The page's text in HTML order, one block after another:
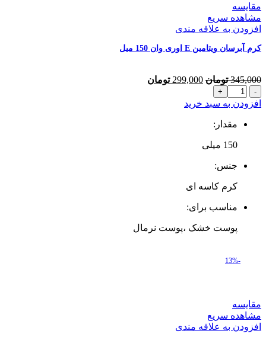
مقایسه
مشاهده سریع
افزودن به علاقه مندی
کرم آبرسان ویتامین E اوری وان 150 میل
345,000 تومان قیمت
299,000 تومان
کرم
آبرسان
E
وان
میل
افزودن به سبد خرید
مقدار:
150 میلی‌
جنس:
کرم کاسه ای
مناسب برای:
پوست خشک ،پوست نرمال
-13%
مقایسه
مشاهده سریع
افزودن به علاقه مندی